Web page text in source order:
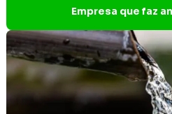
Empresa gestão ambiental
Empresa de licenciamento
Empresa de licenciamento
Empresa de projeto técnico
Empresa que faz